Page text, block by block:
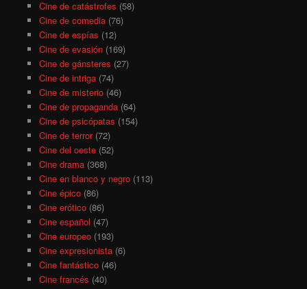
Cine de catástrofes (58)
Cine de comedia(76)
Cine de espías (12)
Cine de evasión(169)
Cine de gánsteres (27)
Cine de intriga(74)
Cine de misterio(46)
Cine de propaganda(64)
Cine de psicópatas (154)
Cine de terror(72)
Cine del oeste(52)
Cine drama(368)
Cine en blanco y negro(113)
Cine épico(86)
Cine erótico(86)
Cine español (47)
Cine europeo(193)
Cine expresionista(6)
Cine fantástico(46)
Cine francés (40)